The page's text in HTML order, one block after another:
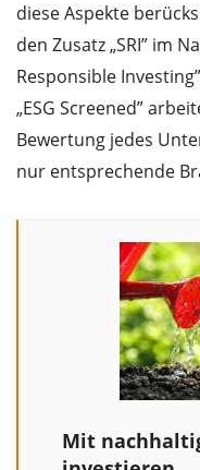
diese Aspekte
den Zusatz „SRI” im
Responsible
„ESG Screened”
Bewertung jedes
nur entsprechende
Mit